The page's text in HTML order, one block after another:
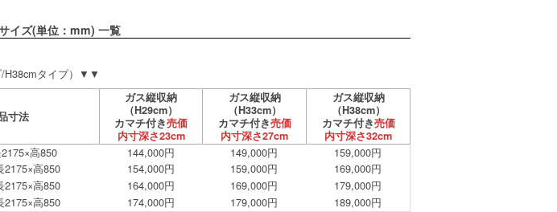
イズ(単位：mm) 一覧
H38cmタイプ）▼▼
寸法
ガス縦収納
（H29cm）
カマチ付き売価
内寸深さ23cm
ガス縦収納
（H33cm）
カマチ付き売価
内寸深さ27cm
ガス縦収納
（H38cm）
カマチ付き売価
内寸深さ32cm
高850 144,000円 149,000円 159,000円
2175×高850 154,000円 159,000円 169,000円
2175×高850 164,000円 169,000円 179,000円
2175×高850 174,000円 179,000円 189,000円